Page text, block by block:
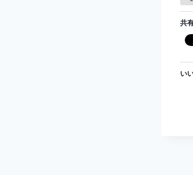
共
い